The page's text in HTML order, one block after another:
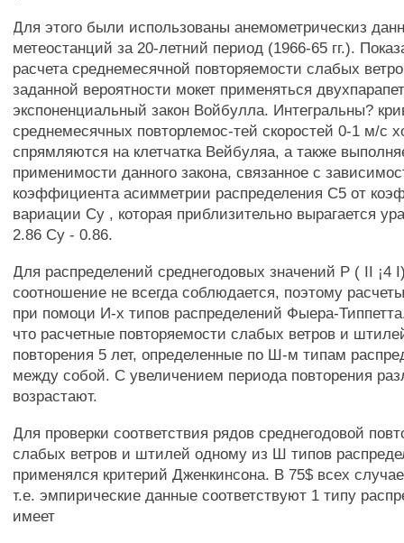
Для этого были использованы анемометрическиз
метеостанций за 20-летний период (1966-65 гг.).
расчета среднемесячной повторяемости слабых
заданной вероятности мокет применяться
экспоненциальный закон Войбулла. Интегральны?
среднемесячных повторлемос-тей скоростей 0-1 м/с
спрямляются на клетчатка Вейбуляа, а также
применимости данного закона, связанное с
коэффициента асимметрии распределения С5 от
вариации Су , которая приблизительно вырагается
2.86 Су - 0.86.
Для распределений среднегодовых значений Р ( II ¡4
соотношение не всегда соблюдается, поэтому
при помоци И-х типов распределений Фыера-
что расчетные повторяемости слабых ветров и
повторения 5 лет, определенные по Ш-м типам
между собой. С увеличением периода повторения
возрастают.
Для проверки соответствия рядов среднегодовой
слабых ветров и штилей одному из Ш типов
применялся критерий Дженкинсона. В 75$ всех
т.е. эмпирические данные соответствуют 1 типу
имеет